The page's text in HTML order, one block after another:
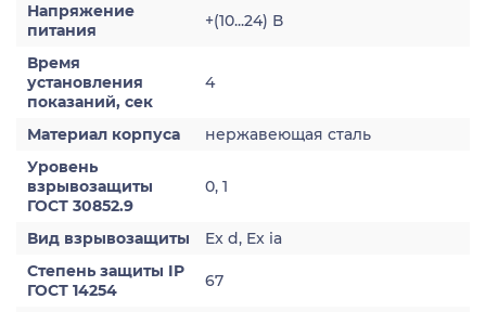
Напряжение
питания
+(10...24) В
Время
установления
показаний, сек
4
Материал корпуса
нержавеющая сталь
Уровень
взрывозащиты
ГОСТ 30852.9
0, 1
Вид взрывозащиты
Ex d, Ex ia
Степень защиты IP
ГОСТ 14254
67